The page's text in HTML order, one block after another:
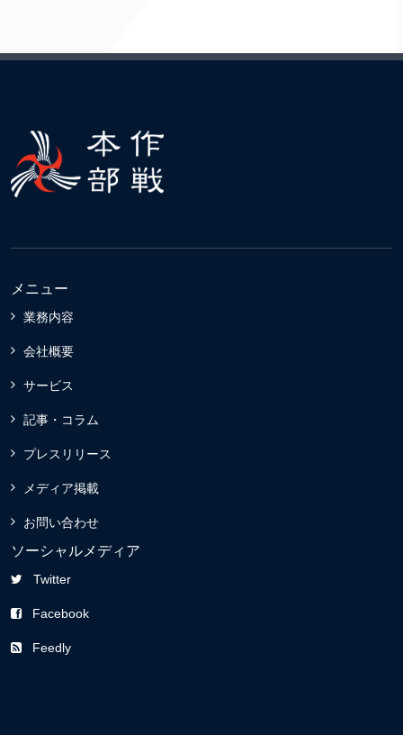
メニュー
業務内容
会社概要
サービス
記事・コラム
プレスリリース
メディア掲載
お問い合わせ
ソーシャルメディア
Twitter
Facebook
Feedly